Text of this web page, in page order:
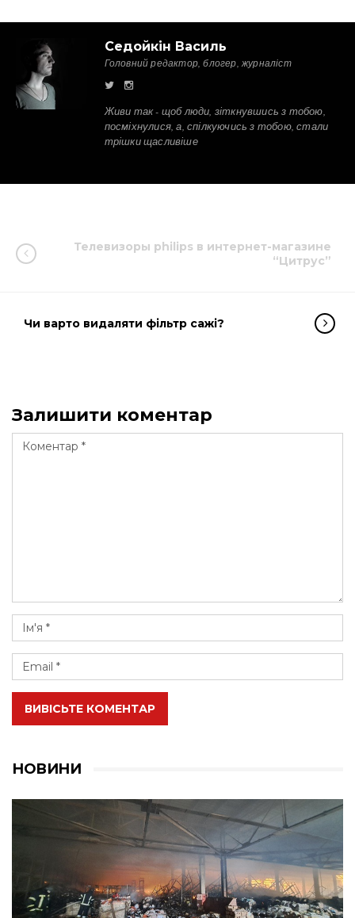
Седойкін Василь
Головний редактор, блогер, журналіст
Живи так - щоб люди, зіткнувшись з тобою,
посміхнулися, а, спілкуючись з тобою, стали
трішки щасливіше
Телевизоры philips в интернет-магазине
“Цитрус”
Чи варто видаляти фільтр сажі?
Залишити коментар
ВИВІСЬТЕ КОМЕНТАР
НОВИНИ